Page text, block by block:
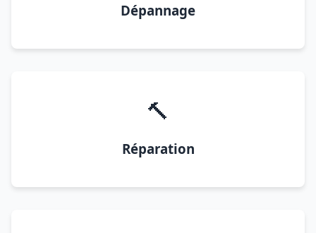
Dépannage
🔨
Réparation